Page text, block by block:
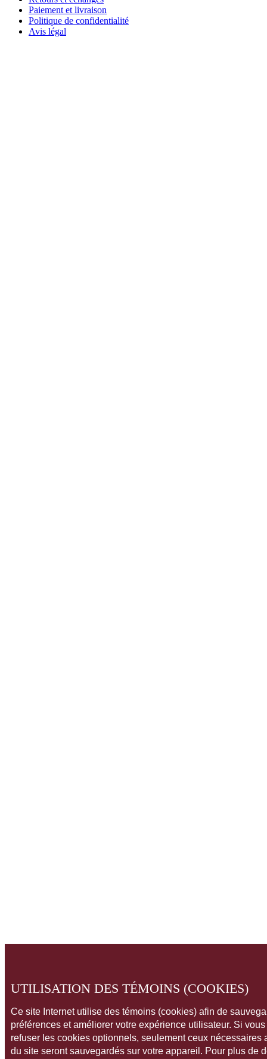
Paiement et livraison
Politique de confidentialité
Avis légal
UTILISATION DES TÉMOINS (COOKIES)
Ce site Internet utilise des témoins (cookies) afin de
préférences et améliorer votre expérience utilisateur. Si
refuser les cookies optionnels, seulement ceux nécessaires
du site seront sauvegardés sur votre appareil. Pour plus de